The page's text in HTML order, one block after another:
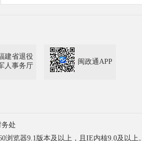
建省退役
人事务厅
闽政通APP
处
览器9.1版本及以上，且IE内核9.0及以上。